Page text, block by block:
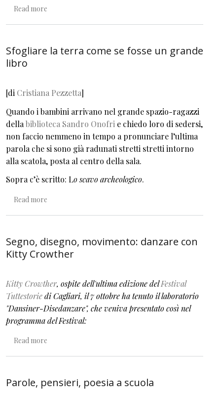
Read more
Sfogliare la terra come se fosse un grande
libro
[di Cristiana Pezzetta]
Quando i bambini arrivano nel grande spazio-ragazzi
della biblioteca Sandro Onofri e chiedo loro di sedersi,
non faccio nemmeno in tempo a pronunciare l’ultima
parola che si sono già radunati stretti stretti intorno
alla scatola, posta al centro della sala.
Sopra c’è scritto: Lo scavo archeologico.
Read more
Segno, disegno, movimento: danzare con
Kitty Crowther
Kitty Crowther, ospite dell'ultima edizione delFestival
Tuttestoriedi Cagliari, il 7 ottobre ha tenuto il laboratorio
"Dansiner-Disedanzare", che veniva presentato così nel
programma del Festival:
Read more
Parole, pensieri, poesia a scuola